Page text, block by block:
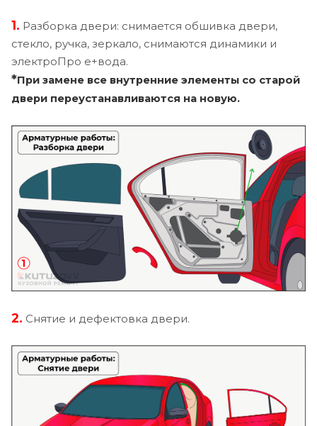
1. Разборка двери: снимается обшивка двери,
стекло, ручка, зеркало, снимаются динамики и
электроПро е+вода.
*При замене все внутренние элементы со старой
двери переустанавливаются на новую.
2. Снятие и дефектовка двери.